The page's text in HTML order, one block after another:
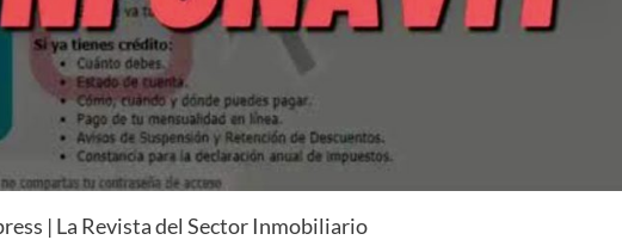
| La Revista del Sector Inmobiliario